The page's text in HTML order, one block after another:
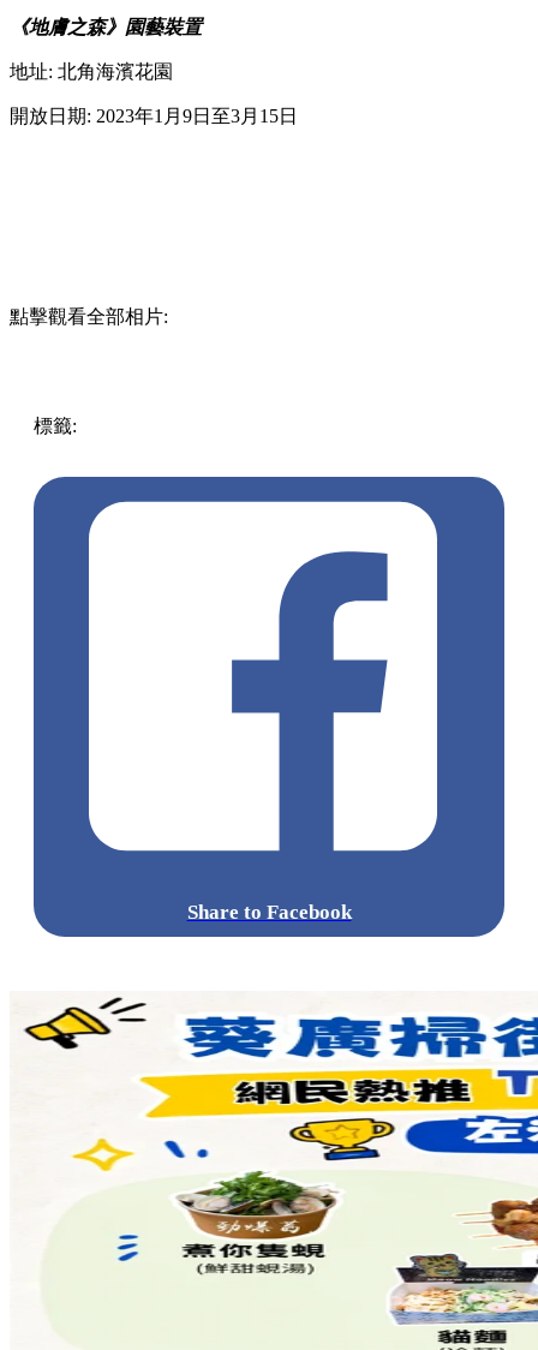
《地膚之森》園藝裝置
地址: 北角海濱花園
開放日期: 2023年1月9日至3月15日
點擊觀看全部相片:
標籤:
Share to Facebook